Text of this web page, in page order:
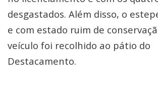
desgastados. Além disso, o
e com estado ruim de
veículo foi recolhido ao pátio do
Destacamento.